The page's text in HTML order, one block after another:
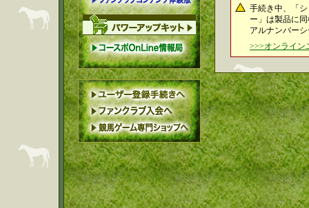
手続き中、「
ー」は製品に
アルナンバー
>>>オンライン